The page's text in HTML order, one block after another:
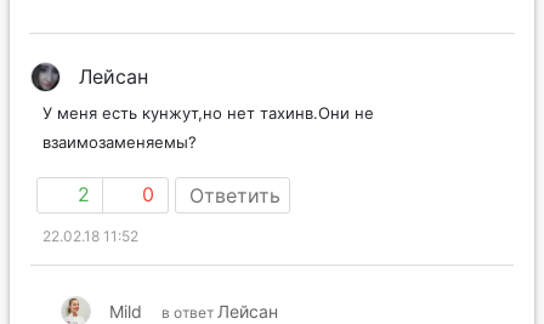
Лейсан
У меня есть кунжут,но нет тахинв.Они не
взаимозаменяемы?
2 0 Ответить
22.02.18 11:52
Mild в ответ Лейсан